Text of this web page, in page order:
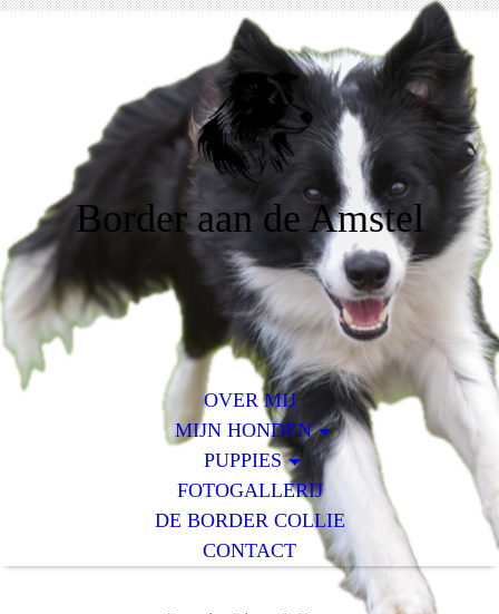
Border aan de Amstel
OVER MIJ
MIJN HONDEN
PUPPIES
FOTOGALLERIJ
DE BORDER COLLIE
CONTACT